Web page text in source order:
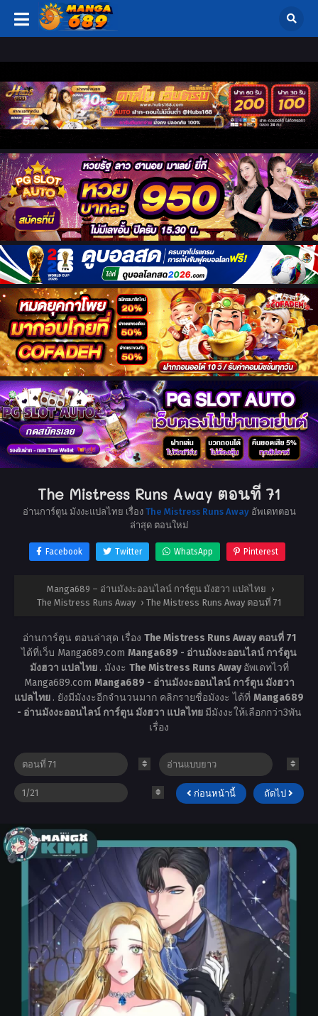
The Mistress Runs Away ตอนที่ 71
อ่านการ์ตูน มังงะแปลไทย เรื่อง The Mistress Runs Awayอัพเดทตอน
ล่าสุด ตอนใหม่
Facebook Twitter WhatsApp Pinterest
Manga689 – อ่านมังงะออนไลน์ การ์ตูน มังฮวา แปลไทย ›
The Mistress Runs Away › The Mistress Runs Away ตอนที่ 71
อ่านการ์ตูน ตอนล่าสุด เรื่อง The Mistress Runs Away ตอนที่ 71
ได้ที่เว็บ Manga689.com Manga689 - อ่านมังงะออนไลน์ การ์ตูน
มังฮวา แปลไทย . มังงะ The Mistress Runs Awayอัพเดทไวที่
Manga689.com Manga689 - อ่านมังงะออนไลน์ การ์ตูน มังฮวา
แปลไทย . ยังมีมังงะอีกจำนวนมาก คลิกรายชื่อมังงะ ได้ที่ Manga689
- อ่านมังงะออนไลน์ การ์ตูน มังฮวา แปลไทย มีมังงะให้เลือกกว่า3พัน
เรื่อง
ก่อนหน้านี้ ถัดไป